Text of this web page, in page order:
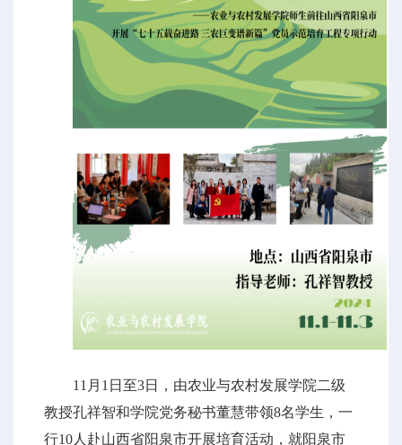
11月1日至3日，由农业与农村发展学院二级
教授孔祥智和学院党务秘书董慧带领8名学生，一
行10人赴山西省阳泉市开展培育活动，就阳泉市